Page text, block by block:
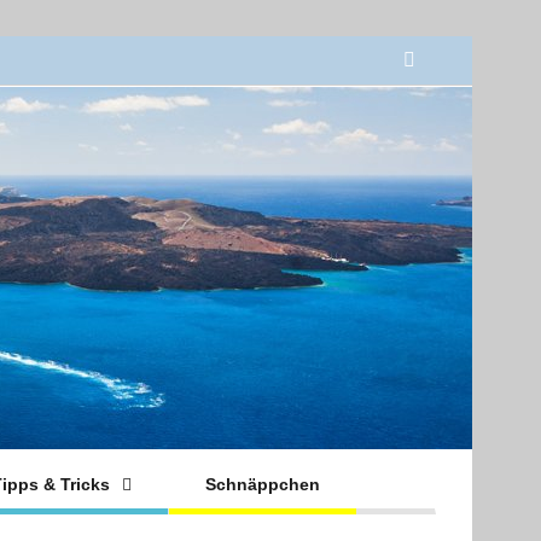
& Tricks Schnäppchen